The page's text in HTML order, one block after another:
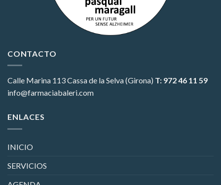
CONTACTO
Calle Marina 113Cassa de la Selva (Girona) T: 972 46 11 59
info@farmaciabaleri.com
ENLACES
INICIO
SERVICIOS